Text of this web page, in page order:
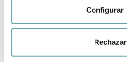
Configurar
Rechazar